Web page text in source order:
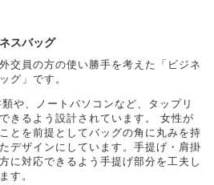
スバッグ
交員の方の使い勝手を考えた「ビジネ
グ」です。
や、ノートパソコンなど、タップリ
きるよう設計されています。 女性が
とを前提としてバッグの角に丸みを持
デザインにしています。手提げ・肩掛
に対応できるよう手提げ部分を工夫し
す。